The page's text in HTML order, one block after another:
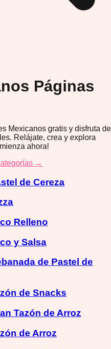
Páginas
Mexicanos gratis y disfruta de
Relájate, crea y explora
ahora!
→
de Cereza
Relleno
y Salsa
de Pastel de
de Snacks
Tazón de Arroz
de Arroz